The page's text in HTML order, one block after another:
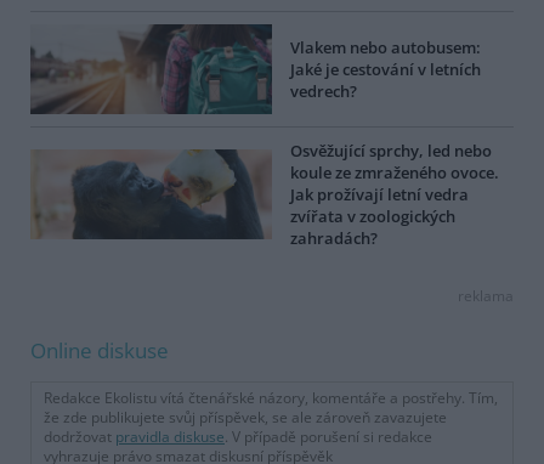
Vlakem nebo autobusem:
Jaké je cestování v letních
vedrech?
Osvěžující sprchy, led nebo
koule ze zmraženého ovoce.
Jak prožívají letní vedra
zvířata v zoologických
zahradách?
reklama
Online diskuse
Redakce Ekolistu vítá čtenářské názory, komentáře a postřehy. Tím,
že zde publikujete svůj příspěvek, se ale zároveň zavazujete
dodržovat pravidla diskuse. V případě porušení si redakce
vyhrazuje právo smazat diskusní příspěvěk